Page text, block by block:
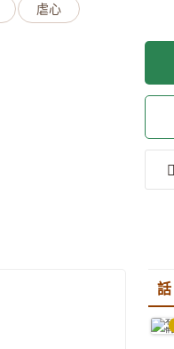
虐心
話